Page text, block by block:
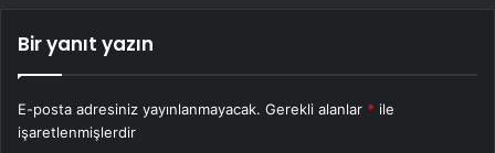
Bir yanıt yazın
E-posta adresiniz yayınlanmayacak. Gerekli alanlar * ile
işaretlenmişlerdir